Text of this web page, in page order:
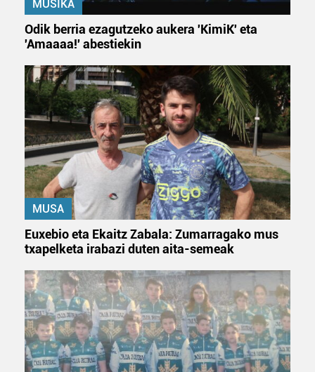
zure baimena Cookieen adierazpenean.
Webgune honek cookie propioak eta hirugarrenen cookie-
fitxategiak erabiltzen ditu. Zure esperientzia eta
zerbitzuak hobetzeko asmoz, cookie teknologiaz
baliatzen gara. Ohar hau onartuz gero, teknologia hori
erabiltzeko baimen esplizitua ematen diguzu.Gehiago
irakurri
MUSIKA
Odik berria ezagutzeko aukera 'KimiK' eta
'Amaaaa!' abestiekin
MUSA
Euxebio eta Ekaitz Zabala: Zumarragako mus
txapelketa irabazi duten aita-semeak